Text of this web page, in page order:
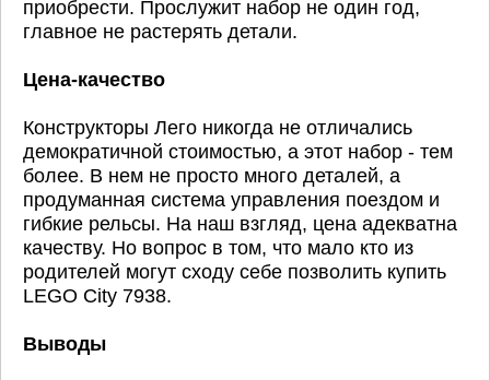
приобрести. Прослужит набор не один год,
главное не растерять детали.
Цена-качество
Конструкторы Лего никогда не отличались
демократичной стоимостью, а этот набор - тем
более. В нем не просто много деталей, а
продуманная система управления поездом и
гибкие рельсы. На наш взгляд, цена адекватна
качеству. Но вопрос в том, что мало кто из
родителей могут сходу себе позволить купить
LEGO City 7938.
Выводы